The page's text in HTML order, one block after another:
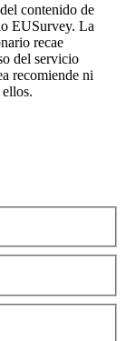
contenido de
EUSurvey. La
recae
del servicio
recomiende ni